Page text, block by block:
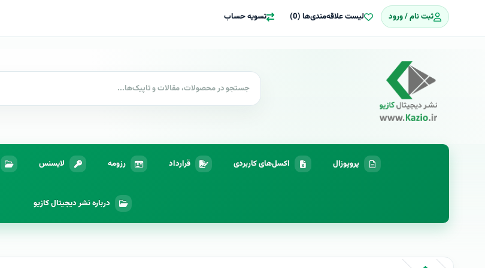
ثبت نام / ورود لیست علاقه‌مندی‌ها (0) تسویه حساب
پروپوزال اکسل‌های کاربردی قرارداد رزومه لایسنس
درباره نشر دیجیتال کازیو